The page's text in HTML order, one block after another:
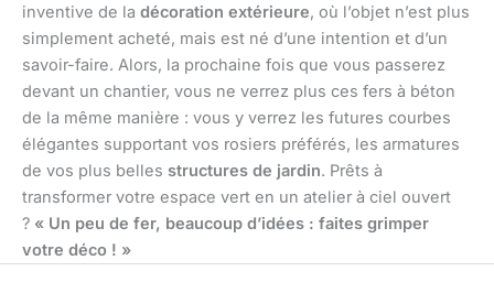
inventive de la décoration extérieure, où l’objet n’est plus
simplement acheté, mais est né d’une intention et d’un
savoir-faire. Alors, la prochaine fois que vous passerez
devant un chantier, vous ne verrez plus ces fers à béton
de la même manière : vous y verrez les futures courbes
élégantes supportant vos rosiers préférés, les armatures
de vos plus belles structures de jardin. Prêts à
transformer votre espace vert en un atelier à ciel ouvert
? « Un peu de fer, beaucoup d’idées : faites grimper
votre déco ! »